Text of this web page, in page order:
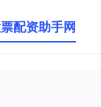
配资助手网